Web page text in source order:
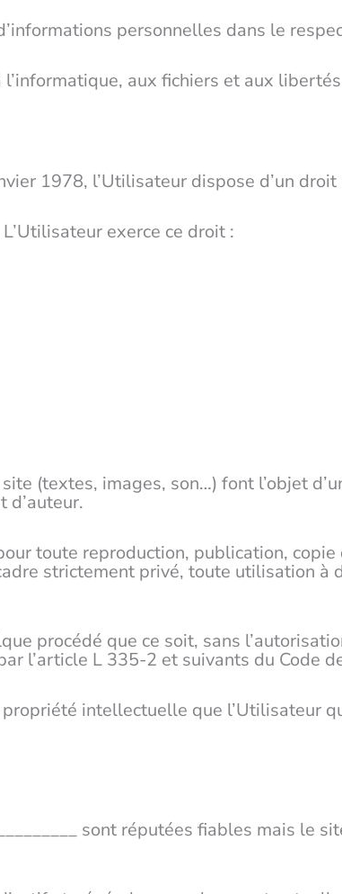
personnelles dans le
aux fichiers et aux
1978, l’Utilisateur dispose d’un droit
exerce ce droit :
(textes, images, son…) font l’objet
toute reproduction, publication,
strictement privé, toute utilisation à
procédé que ce soit, sans
l’article L 335-2 et suivants du Code
intellectuelle que l’Utilisateur
sont réputées fiables mais le